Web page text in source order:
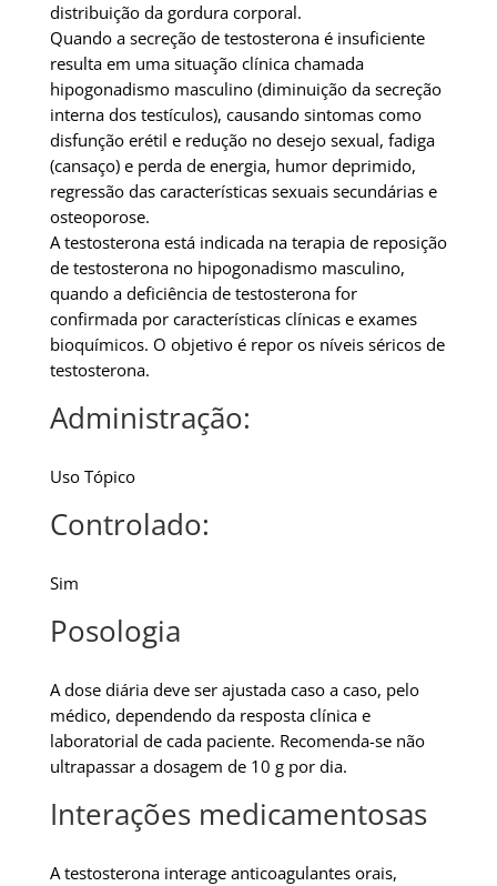
distribuição da gordura corporal.
Quando a secreção de testosterona é insuficiente
resulta em uma situação clínica chamada
hipogonadismo masculino (diminuição da secreção
interna dos testículos), causando sintomas como
disfunção erétil e redução no desejo sexual, fadiga
(cansaço) e perda de energia, humor deprimido,
regressão das características sexuais secundárias e
osteoporose.
A testosterona está indicada na terapia de reposição
de testosterona no hipogonadismo masculino,
quando a deficiência de testosterona for
confirmada por características clínicas e exames
bioquímicos. O objetivo é repor os níveis séricos de
testosterona.
Administração:
Uso Tópico
Controlado:
Sim
Posologia
A dose diária deve ser ajustada caso a caso, pelo
médico, dependendo da resposta clínica e
laboratorial de cada paciente. Recomenda-se não
ultrapassar a dosagem de 10 g por dia.
Interações medicamentosas
A testosterona interage anticoagulantes orais,